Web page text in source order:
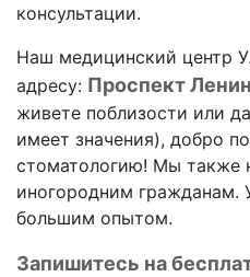
консультации.
Наш медицинский центр
адресу: Проспект
живете поблизости или
имеет значения), добро
стоматологию! Мы также
иногородним гражданам.
большим опытом.
Запишитесь на